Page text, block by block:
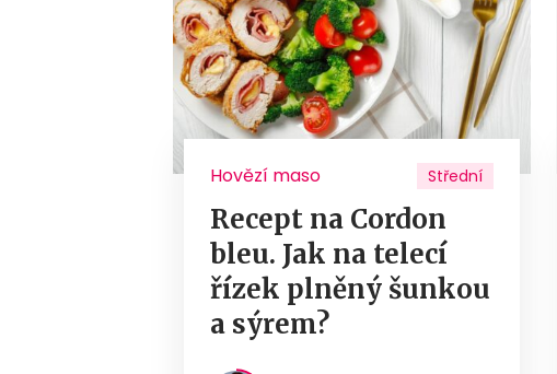
Hovězí maso Střední
Recept na Cordon
bleu. Jak na telecí
řízek plněný šunkou
a sýrem?